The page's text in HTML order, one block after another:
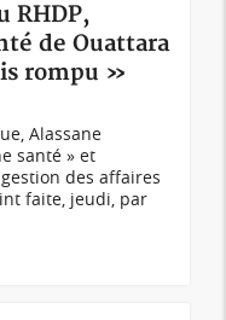
RHDP,
de Ouattara
rompu »
Alassane
santé » et
des affaires
faite, jeudi, par